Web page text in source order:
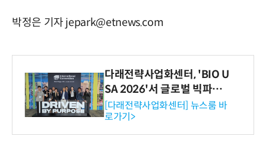
박정은 기자 jepark@etnews.com
다래전략사업화센터, 'BIO U
SA 2026'서 글로벌 빅파마
와의 비즈니스 미팅 지원…K
-바이오 해외 진출 교두보 확
보
[다래전략사업화센터] 뉴스룸 바
로가기>